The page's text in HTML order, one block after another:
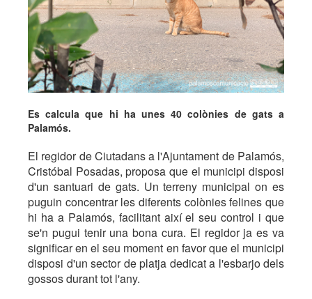
Es calcula que hi ha unes 40 colònies de gats a
Palamós.
El regidor de Ciutadans a l'Ajuntament de Palamós,
Cristóbal Posadas, proposa que el municipi disposi
d'un santuari de gats. Un terreny municipal on es
puguin concentrar les diferents colònies felines que
hi ha a Palamós, facilitant així el seu control i que
se'n pugui tenir una bona cura. El regidor ja es va
significar en el seu moment en favor que el municipi
disposi d'un sector de platja dedicat a l'esbarjo dels
gossos durant tot l'any.